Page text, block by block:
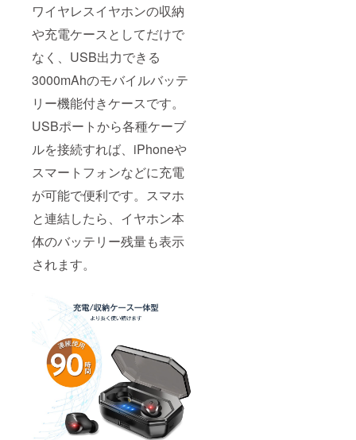
ワイヤレスイヤホンの収納
や充電ケースとしてだけで
なく、USB出力できる
3000mAhのモバイルバッテ
リー機能付きケースです。
USBポートから各種ケーブ
ルを接続すれば、iPhoneや
スマートフォンなどに充電
が可能で便利です。スマホ
と連結したら、イヤホン本
体のバッテリー残量も表示
されます。